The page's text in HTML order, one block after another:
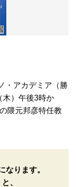
・アカデミア（勝
木）午後3時か
隈元邦彦特任教
なります。
、